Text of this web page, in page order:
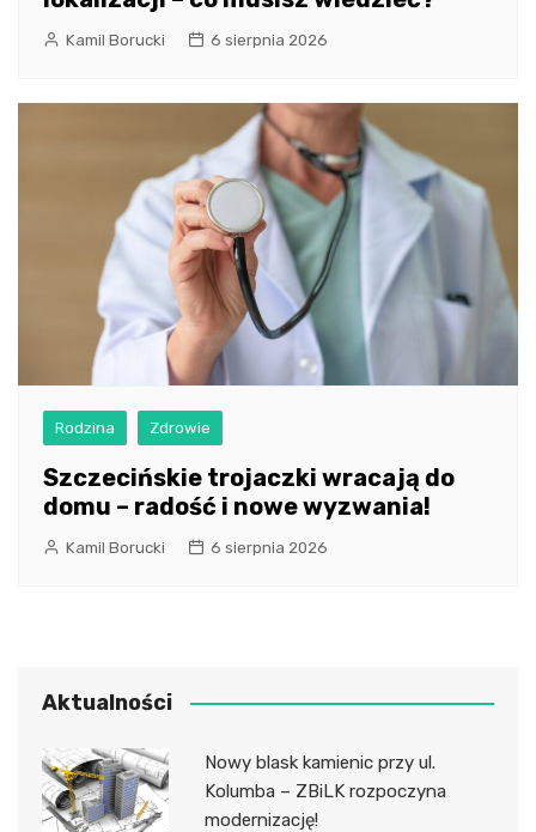
Kamil Borucki 6 sierpnia 2026
Rodzina Zdrowie
Szczecińskie trojaczki wracają do
domu – radość i nowe wyzwania!
Kamil Borucki 6 sierpnia 2026
Aktualności
Nowy blask kamienic przy ul.
Kolumba – ZBiLK rozpoczyna
modernizację!